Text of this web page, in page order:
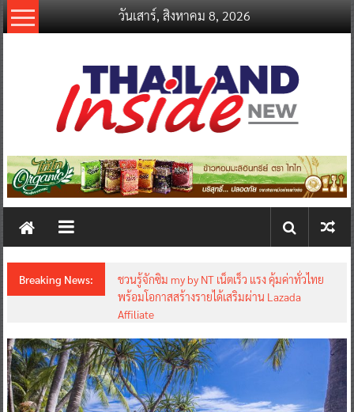
Skip
to
วันเสาร์, สิงหาคม 8, 2026
thailandinsidenew.com
Thailand
New
Breaking News:
ชวนรู้จักซิม my by NT เน็ตเร็ว แรง คุ้มค่าทั่วไทย
พร้อมโอกาสสร้างรายได้เสริมผ่าน Lazada
Affiliate